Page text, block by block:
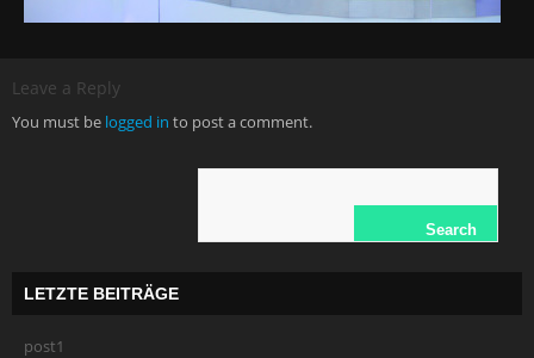
Leave a Reply
You must be logged in to post a comment.
LETZTE BEITRÄGE
post1